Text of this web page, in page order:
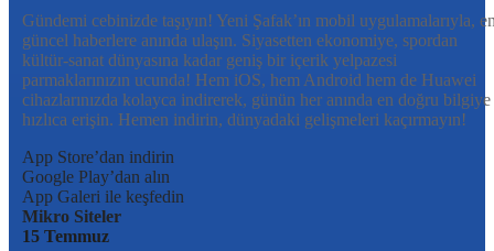
Gündemi cebinizde taşıyın! Yeni Şafak’ın mobil uygulamalarıyla,
güncel haberlere anında ulaşın. Siyasetten ekonomiye, spordan
kültür-sanat dünyasına kadar geniş bir içerik yelpazesi
parmaklarınızın ucunda! Hem iOS, hem Android hem de Huawei
cihazlarınızda kolayca indirerek, günün her anında en doğru bilgiye
hızlıca erişin. Hemen indirin, dünyadaki gelişmeleri kaçırmayın!
App Store’dan indirin
Google Play’dan alın
App Galeri ile keşfedin
Mikro Siteler
15 Temmuz